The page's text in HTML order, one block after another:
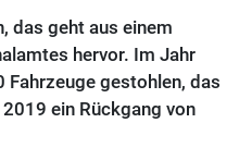
das geht aus einem
hervor. Im Jahr
gestohlen, das
ein Rückgang von